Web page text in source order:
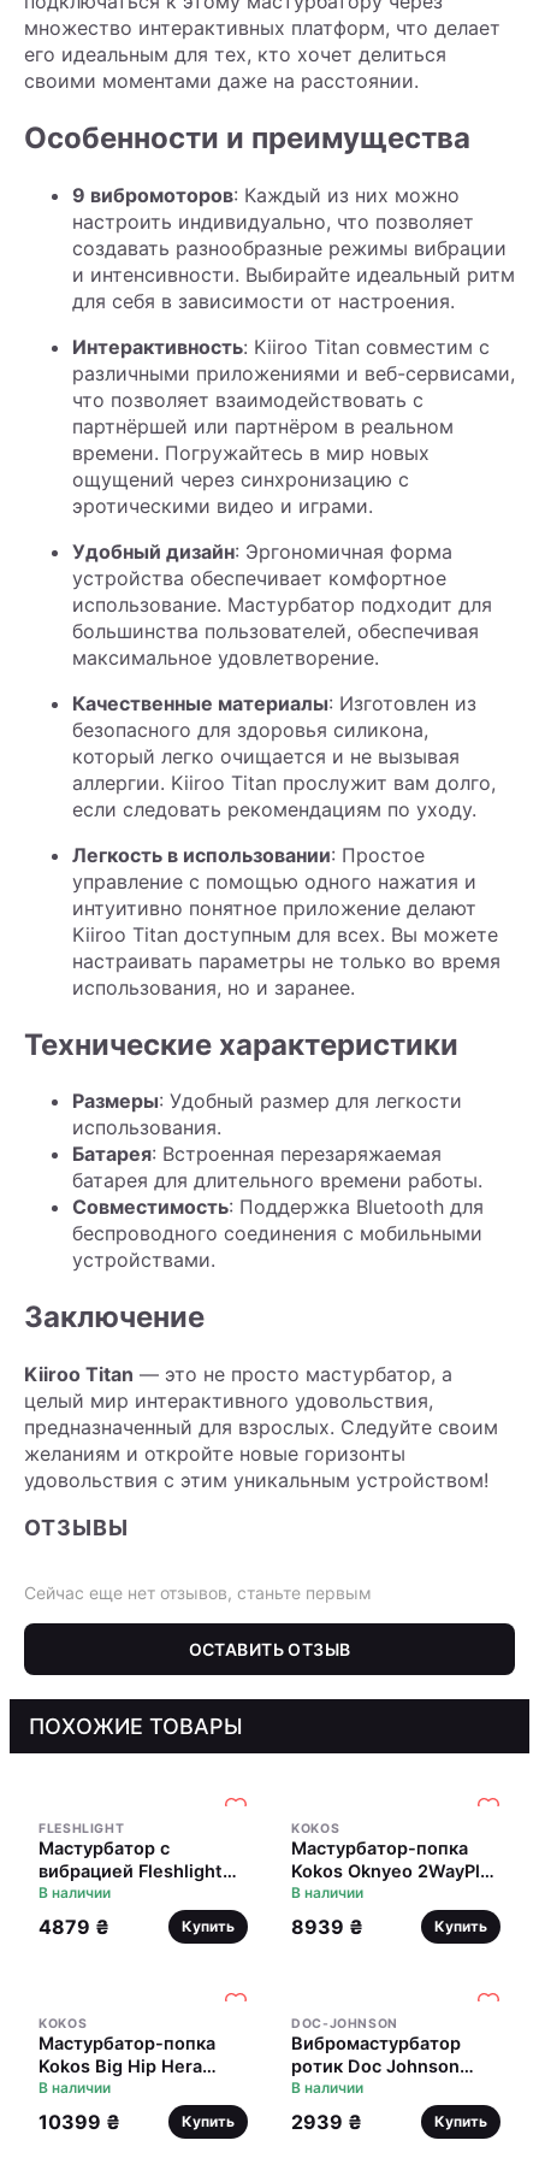
множество интерактивных платформ, что делает
его идеальным для тех, кто хочет делиться
своими моментами даже на расстоянии.
Особенности и преимущества
9 вибромоторов: Каждый из них можно
настроить индивидуально, что позволяет
создавать разнообразные режимы вибрации
и интенсивности. Выбирайте идеальный ритм
для себя в зависимости от настроения.
Интерактивность: Kiiroo Titan совместим с
различными приложениями и веб-сервисами,
что позволяет взаимодействовать с
партнёршей или партнёром в реальном
времени. Погружайтесь в мир новых
ощущений через синхронизацию с
эротическими видео и играми.
Удобный дизайн: Эргономичная форма
устройства обеспечивает комфортное
использование. Мастурбатор подходит для
большинства пользователей, обеспечивая
максимальное удовлетворение.
Качественные материалы: Изготовлен из
безопасного для здоровья силикона,
который легко очищается и не вызывая
аллергии. Kiiroo Titan прослужит вам долго,
если следовать рекомендациям по уходу.
Легкость в использовании: Простое
управление с помощью одного нажатия и
интуитивно понятное приложение делают
Kiiroo Titan доступным для всех. Вы можете
настраивать параметры не только во время
использования, но и заранее.
Технические характеристики
Размеры: Удобный размер для легкости
использования.
Батарея: Встроенная перезаряжаемая
батарея для длительного времени работы.
Совместимость: Поддержка Bluetooth для
беспроводного соединения с мобильными
устройствами.
Заключение
Kiiroo Titan — это не просто мастурбатор, а
целый мир интерактивного удовольствия,
предназначенный для взрослых. Следуйте своим
желаниям и откройте новые горизонты
удовольствия с этим уникальным устройством!
ОТЗЫВЫ
Сейчас еще нет отзывов, станьте первым
ОСТАВИТЬ ОТЗЫВ
ПОХОЖИЕ ТОВАРЫ
FLESHLIGHT
Мастурбатор с
вибрацией Fleshlight
Vibro Pink Lady Touch,
три вибропули,
стимулирующий
В наличии
4879 ₴ Купить
KOKOS
Мастурбатор-попка
Kokos Oknyeo 2WayPlus
с вибрацией и
массажем, два входа:
вагина и попка
В наличии
8939 ₴ Купить
KOKOS
Мастурбатор-попка
Kokos Big Hip Hera
2WayPlus с вибрацией
и массажем, два входа:
вагина и попка
В наличии
10399 ₴ Купить
DOC-JOHNSON
Вибромастурбатор
ротик Doc Johnson
Sasha Grey - Ultraskyn
Vibrating Deep Throat
Sucker
В наличии
2939 ₴ Купить